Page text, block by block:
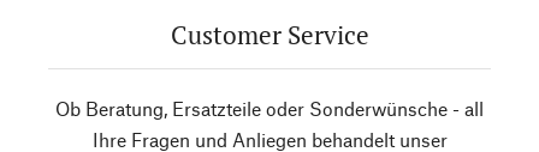
Customer Service
Ob Beratung, Ersatzteile oder Sonderwünsche - all
Ihre Fragen und Anliegen behandelt unser